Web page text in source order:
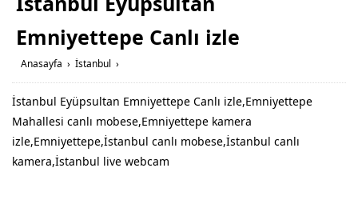
Emniyettepe Canlı izle
Anasayfa › İstanbul ›
İstanbul Eyüpsultan Emniyettepe Canlı izle,Emniyettepe
Mahallesi canlı mobese,Emniyettepe kamera
izle,Emniyettepe,İstanbul canlı mobese,İstanbul canlı
kamera,İstanbul live webcam